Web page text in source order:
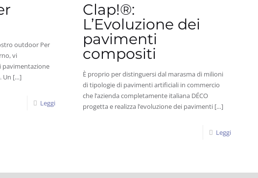
outdoor Per
vi
pavimentazione
Un […]
Leggi
Clap!®:
L’Evoluzione dei
pavimenti
compositi
È proprio per distinguersi dal marasma di milioni
di tipologie di pavimenti artificiali in commercio
che l’azienda completamente italiana DÉCO
progetta e realizza l’evoluzione dei pavimenti […]
Leggi